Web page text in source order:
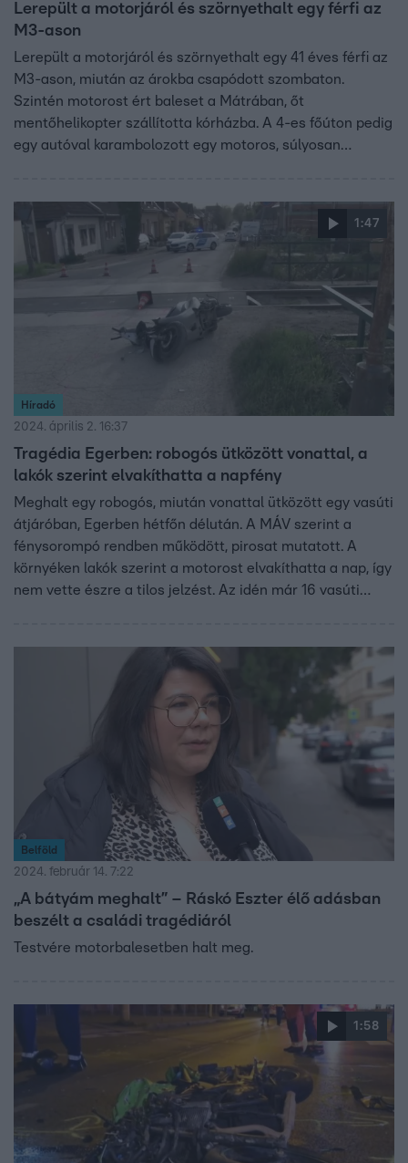
Lerepült a motorjáról és szörnyethalt egy férfi az
M3-ason
Lerepült a motorjáról és szörnyethalt egy 41 éves férfi az
M3-ason, miután az árokba csapódott szombaton.
Szintén motorost ért baleset a Mátrában, őt
mentőhelikopter szállította kórházba. A 4-es főúton pedig
egy autóval karambolozott egy motoros, súlyosan
1:47
Híradó
2024. április 2. 16:37
Tragédia Egerben: robogós ütközött vonattal, a
lakók szerint elvakíthatta a napfény
Meghalt egy robogós, miután vonattal ütközött egy vasúti
átjáróban, Egerben hétfőn délután. A MÁV szerint a
fénysorompó rendben működött, pirosat mutatott. A
környéken lakók szerint a motorost elvakíthatta a nap, így
nem vette észre a tilos jelzést. Az idén már 16 vasúti
Belföld
2024. február 14. 7:22
„A bátyám meghalt” – Ráskó Eszter élő adásban
beszélt a családi tragédiáról
Testvére motorbalesetben halt meg.
1:58